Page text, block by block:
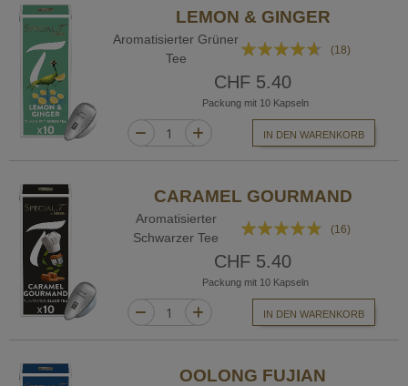
LEMON & GINGER
Aromatisierter Grüner
Tee
Bewertung:
(18)
CHF 5.40
Packung mit 10 Kapseln
IN DEN WARENKORB
CARAMEL GOURMAND
Aromatisierter
Schwarzer Tee
Bewertung:
(16)
CHF 5.40
Packung mit 10 Kapseln
IN DEN WARENKORB
OOLONG FUJIAN